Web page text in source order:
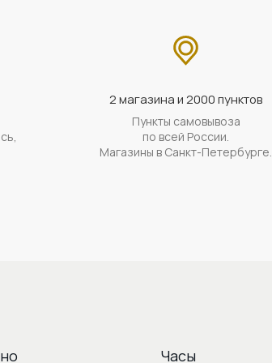
2 магазина и 2000 пунктов
Пункты самовывоза
по всей России.
Магазины в Санкт-Петербурге.
Часы